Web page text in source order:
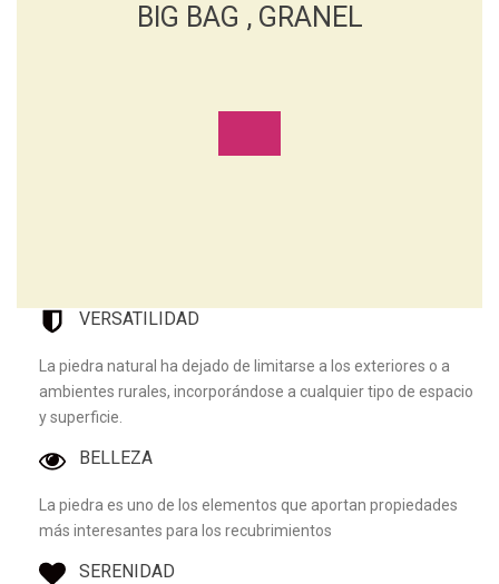
BIG BAG , GRANEL
VERSATILIDAD
La piedra natural ha dejado de limitarse a los exteriores o a
ambientes rurales, incorporándose a cualquier tipo de espacio
y superficie.
BELLEZA
La piedra es uno de los elementos que aportan propiedades
más interesantes para los recubrimientos
SERENIDAD